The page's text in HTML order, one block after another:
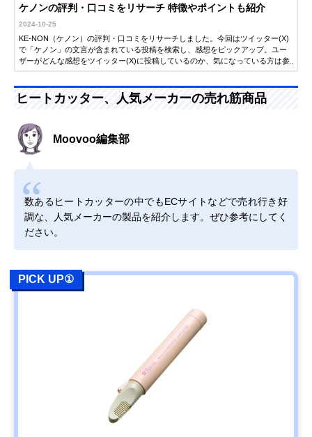
ケノンの評判・口コミをリサーチ 特徴やポイントも紹介
2024-10-25
KE-NON（ケノン）の評判・口コミをリサーチしました。今回はツイッター(X)
で「ケノン」の文言が含まれている投稿を検索し、感想をピックアップ。ユー
ザーがどんな感想をツイッター(X)に投稿しているのか、気になっている方は参
ヒートカッター、人気メーカーの売れ筋商品
Moovoo編集部
数あるヒートカッターの中でもECサイトなどで売れ行き好
調な、人気メーカーの製品を紹介します。ぜひ参考にしてく
ださい。
PICK UP①